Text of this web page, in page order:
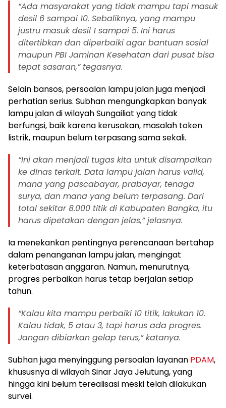
“Ada masyarakat yang tidak mampu tapi masuk
desil 6 sampai 10. Sebaliknya, yang mampu
justru masuk desil 1 sampai 5. Ini harus
ditertibkan dan diperbaiki agar bantuan sosial
maupun PBI Jaminan Kesehatan dari pusat bisa
tepat sasaran,” tegasnya.
Selain bansos, persoalan lampu jalan juga menjadi
perhatian serius. Subhan mengungkapkan banyak
lampu jalan di wilayah Sungailiat yang tidak
berfungsi, baik karena kerusakan, masalah token
listrik, maupun belum terpasang sama sekali.
“Ini akan menjadi tugas kita untuk disampaikan
ke dinas terkait. Data lampu jalan harus valid,
mana yang pascabayar, prabayar, tenaga
surya, dan mana yang belum terpasang. Dari
total sekitar 8.000 titik di Kabupaten Bangka, itu
harus dipetakan dengan jelas,” jelasnya.
Ia menekankan pentingnya perencanaan bertahap
dalam penanganan lampu jalan, mengingat
keterbatasan anggaran. Namun, menurutnya,
progres perbaikan harus tetap berjalan setiap
tahun.
“Kalau kita mampu perbaiki 10 titik, lakukan 10.
Kalau tidak, 5 atau 3, tapi harus ada progres.
Jangan dibiarkan gelap terus,” katanya.
Subhan juga menyinggung persoalan layanan PDAM,
khususnya di wilayah Sinar Jaya Jelutung, yang
hingga kini belum terealisasi meski telah dilakukan
survei.